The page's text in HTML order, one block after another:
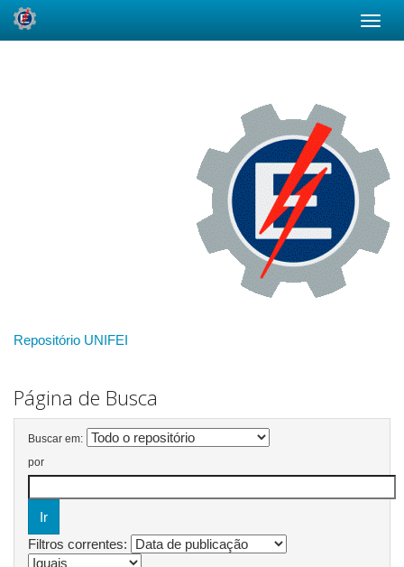
Repositório UNIFEI
Página de Busca
Buscar em:
por
Filtros correntes: